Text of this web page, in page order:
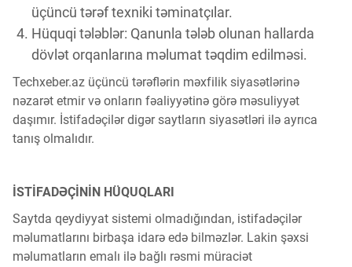
üçüncü tərəf texniki təminatçılar.
Hüquqi tələblər: Qanunla tələb olunan hallarda
dövlət orqanlarına məlumat təqdim edilməsi.
Techxeber.az üçüncü tərəflərin məxfilik siyasətlərinə
nəzarət etmir və onların fəaliyyətinə görə məsuliyyət
daşımır. İstifadəçilər digər saytların siyasətləri ilə ayrıca
tanış olmalıdır.
İSTİFADƏÇİNİN HÜQUQLARI
Saytda qeydiyyat sistemi olmadığından, istifadəçilər
məlumatlarını birbaşa idarə edə bilməzlər. Lakin şəxsi
məlumatların emalı ilə bağlı rəsmi müraciət